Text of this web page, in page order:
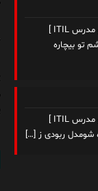
هادی احمدی (سروش): [ نویسنده، شاعر و مدرس ITIL ]
تو بیچاره
هادی احمدی (سروش): [ نویسنده، شاعر و مدرس ITIL ]
شومدل ربودی ز […]